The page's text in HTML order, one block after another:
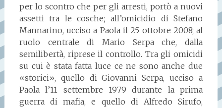
per lo scontro che per gli arresti, portò a nuovi
assetti tra le cosche; all’omicidio di Stefano
Mannarino, ucciso a Paola il 25 ottobre 2008; al
ruolo centrale di Mario Serpa che, dalla
semilibertà, riprese il controllo. Tra gli omicidi
su cui è stata fatta luce ce ne sono anche due
«storici», quello di Giovanni Serpa, ucciso a
Paola l’11 settembre 1979 durante la prima
guerra di mafia, e quello di Alfredo Sirufo,